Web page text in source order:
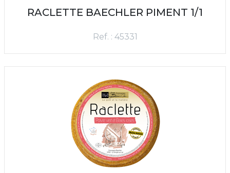
RACLETTE BAECHLER PIMENT 1/1
Ref. : 45331